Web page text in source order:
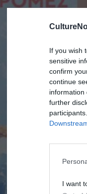
If you wish
sensitive
confirm
continue
information
further
I want